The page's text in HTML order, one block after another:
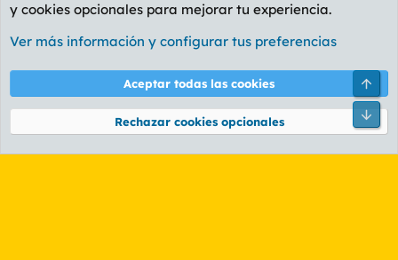
Foro General
Cookies
PL OLDSTYLE AMARILLO
Términos y reglas Política de privacidad Ayuda
Community platform by XenForo® © 2010-2026 XenForo Ltd.
y cookies opcionales para mejorar tu experiencia.
Ver más información y configurar tus preferencias
Aceptar todas las cookies
Rechazar cookies opcionales
Pie